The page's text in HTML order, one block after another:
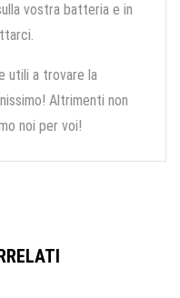
vostra batteria e in
utili a trovare la
Altrimenti non
noi per voi!